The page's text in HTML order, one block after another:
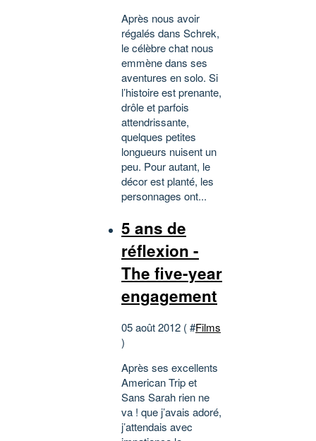
Après nous avoir
régalés dans Schrek,
le célèbre chat nous
emmène dans ses
aventures en solo. Si
l’histoire est prenante,
drôle et parfois
attendrissante,
quelques petites
longueurs nuisent un
peu. Pour autant, le
décor est planté, les
personnages ont...
5 ans de
réflexion -
The five-year
engagement
05 août 2012 ( #Films
)
Après ses excellents
American Trip et
Sans Sarah rien ne
va ! que j’avais adoré,
j’attendais avec